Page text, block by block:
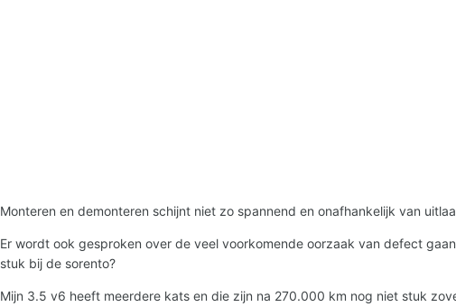
Monteren en demonteren schijnt niet zo spannend en onafhankelijk van
Er wordt ook gesproken over de veel voorkomende oorzaak van defect
stuk bij de sorento?
Mijn 3.5 v6 heeft meerdere kats en die zijn na 270.000 km nog niet stuk